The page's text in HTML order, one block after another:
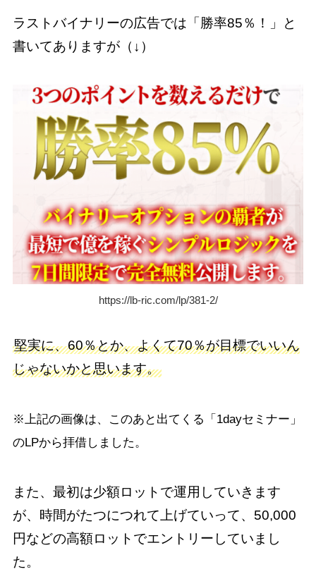
ラストバイナリーの広告では「勝率85％！」と
書いてありますが（↓）
https://lb-ric.com/lp/381-2/
堅実に、60％とか、よくて70％が目標でいいん
じゃないかと思います。
※上記の画像は、このあと出てくる「1dayセミナー」
のLPから拝借しました。
また、最初は少額ロットで運用していきます
が、時間がたつにつれて上げていって、50,000
円などの高額ロットでエントリーしていまし
た。